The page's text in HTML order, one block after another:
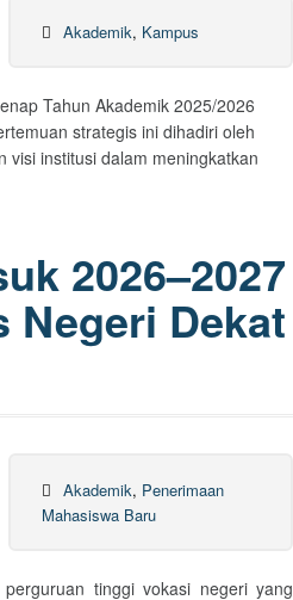
Akademik, Kampus
Tahun Akademik 2025/2026
strategis ini dihadiri oleh
institusi dalam meningkatkan
2026–2027
Negeri Dekat
Akademik, Penerimaan
Mahasiswa Baru
tinggi vokasi negeri yang